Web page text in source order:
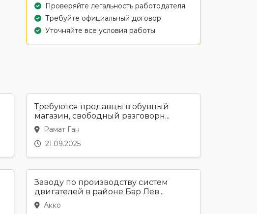
Проверяйте легальность работодателя
Требуйте официальный договор
Уточняйте все условия работы
Требуются продавцы в обувный
магазин, свободный разговорн...
Рамат Ган
21.09.2025
Заводу по производству систем
двигателей в районе Бар Лев...
Акко